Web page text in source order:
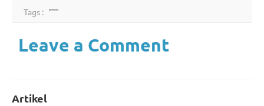
Tags :
Leave a Comment
Artikel